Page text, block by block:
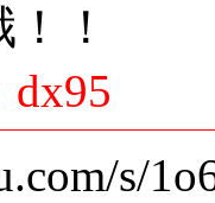
！
dx95
s/